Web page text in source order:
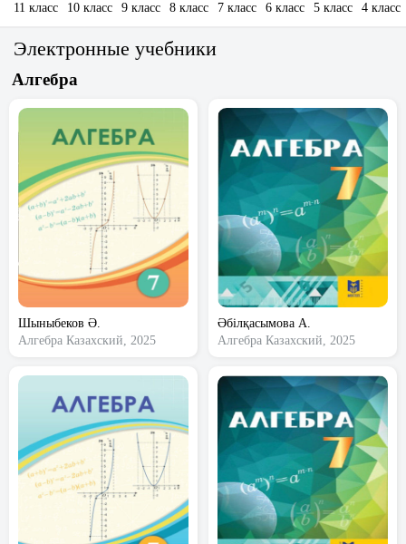
11 класс 10 класс 9 класс 8 класс 7 класс 6 класс 5 класс 4 класс
Электронные учебники
Алгебра
Шыныбеков Ә.
Алгебра Казахский, 2025
Әбілқасымова А.
Алгебра Казахский, 2025